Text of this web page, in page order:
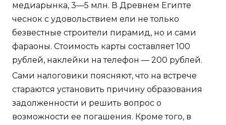
медиарынка, 3—5 млн. В Древнем Египте
чеснок с удовольствием ели не только
безвестные строители пирамид, но и сами
фараоны. Стоимость карты составляет 100
рублей, наклейки на телефон — 200 рублей.
Сами налоговики поясняют, что на встрече
стараются установить причину образования
задолженности и решить вопрос о
возможности ее погашения. Кроме того, в